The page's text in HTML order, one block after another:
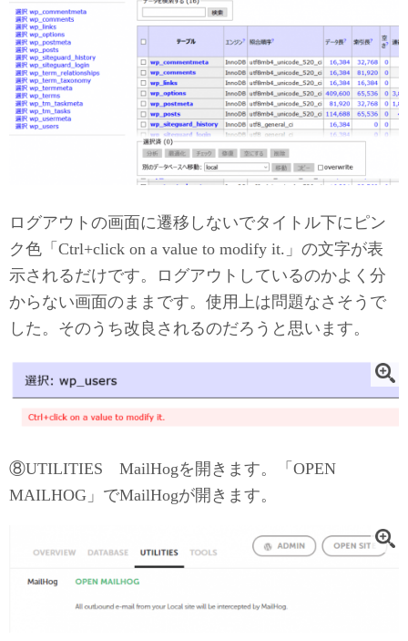
ログアウトの画面に遷移しないでタイトル下にピン
ク色「Ctrl+click on a value to modify it.」の文字が表
示されるだけです。ログアウトしているのかよく分
からない画面のままです。使用上は問題なさそうで
した。そのうち改良されるのだろうと思います。
⑧UTILITIES MailHogを開きます。「OPEN
MAILHOG」でMailHogが開きます。